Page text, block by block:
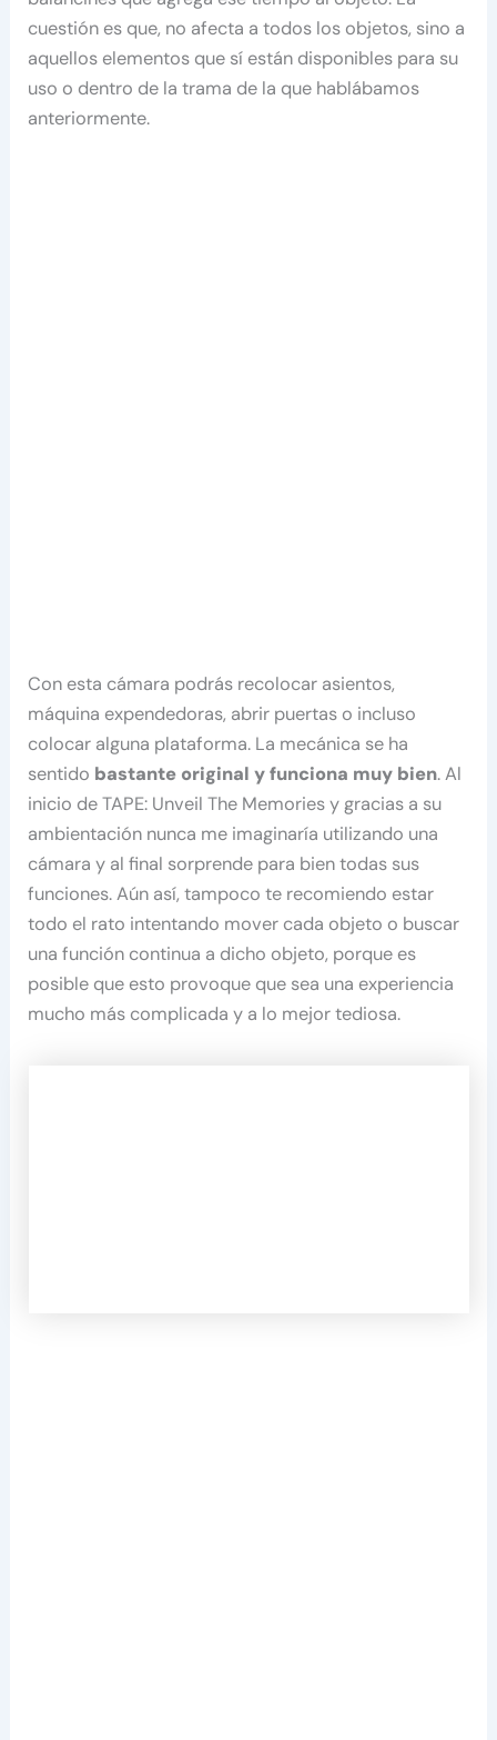
cuestión es que, no afecta a todos los objetos, sino a
aquellos elementos que sí están disponibles para su
uso o dentro de la trama de la que hablábamos
anteriormente.
Con esta cámara podrás recolocar asientos,
máquina expendedoras, abrir puertas o incluso
colocar alguna plataforma. La mecánica se ha
sentido bastante original y funciona muy bien. Al
inicio de TAPE: Unveil The Memories y gracias a su
ambientación nunca me imaginaría utilizando una
cámara y al final sorprende para bien todas sus
funciones. Aún así, tampoco te recomiendo estar
todo el rato intentando mover cada objeto o buscar
una función continua a dicho objeto, porque es
posible que esto provoque que sea una experiencia
mucho más complicada y a lo mejor tediosa.